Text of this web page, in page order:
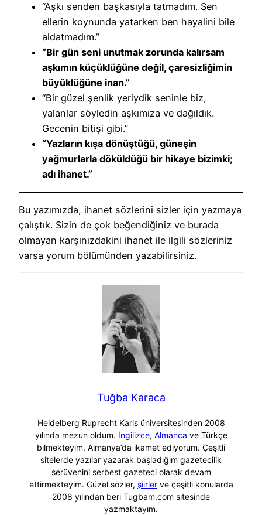
“Aşkı senden başkasıyla tatmadım. Sen
ellerin koynunda yatarken ben hayalini bile
aldatmadım.”
“Bir gün seni unutmak zorunda kalırsam
aşkımın küçüklüğüne değil, çaresizliğimin
büyüklüğüne inan.”
“Bir güzel şenlik yeriydik seninle biz,
yalanlar söyledin aşkımıza ve dağıldık.
Gecenin bitişi gibi.”
“Yazların kışa dönüştüğü, güneşin
yağmurlarla döküldüğü bir hikaye bizimki;
adı ihanet.”
Bu yazımızda, ihanet sözlerini sizler için yazmaya
çalıştık. Sizin de çok beğendiğiniz ve burada
olmayan karşınızdakini ihanet ile ilgili sözleriniz
varsa yorum bölümünden yazabilirsiniz.
Tuğba Karaca
Heidelberg Ruprecht Karls üniversitesinden 2008
yılında mezun oldum. İngilizce, Almanca ve Türkçe
bilmekteyim. Almanya’da ikamet ediyorum. Çeşitli
sitelerde yazılar yazarak başladığım gazetecilik
serüvenini serbest gazeteci olarak devam
ettirmekteyim. Güzel sözler, şiirlerve çeşitli konularda
2008 yılından beri Tugbam.com sitesinde
yazmaktayım.